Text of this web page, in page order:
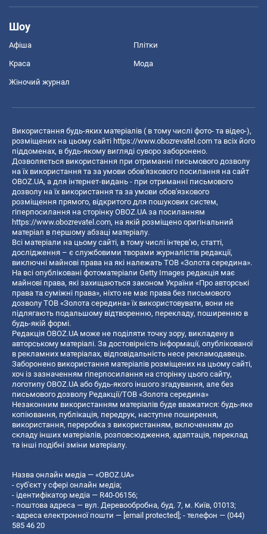
Шоу
Афіша Плітки
Краса Мода
Жіночий журнал
Використання будь-яких матеріалів ( в тому числі фото- та відео-),
розміщених на цьому сайті https://www.obozrevatel.com та всіх його
піддоменах, в будь-якому вигляді суворо заборонено.
Дозволяється використання при отриманні письмового дозволу
на їх використання та за умови обов'язкового посилання на сайт
OBOZ.UA, а для інтернет-видань - при отриманні письмового
дозволу на їх використання та за умови обов'язкового
розміщення прямого, відкритого для пошукових систем,
гіперпосилання на сторінку OBOZ.UA за посиланням
https://www.obozrevatel.com, на якій розміщено оригінальний
матеріал в першому абзаці матеріалу.
Всі матеріали на цьому сайті, в тому числі інтерв’ю, статті,
дослідження – є службовими творами журналістів редакції,
виключні майнові права на які належать ТОВ «Золота середина».
На всі опубліковані фотоматеріали Getty Images редакція має
майнові права, які захищаються законом України «Про авторські
права та суміжні права», ніхто не має права без письмового
дозволу ТОВ «Золота середина» їх використовувати, вони не
підлягають подальшому відтворенню, перекладу, поширенню в
будь-якій формі.
Редакція OBOZ.UA може не поділяти точку зору, викладену в
авторському матеріалі. За достовірність інформації, опублікованої
в рекламних матеріалах, відповідальність несе рекламодавець.
Заборонено використання матеріалів розміщених на цьому сайті,
хоч із зазначенням гіперпосилання на сторінку цього сайту,
логотипу OBOZ.UA або будь-якого іншого згадування, але без
письмового дозволу Редакції/ТОВ «Золота середина»
Незаконним використанням матеріалів буде вважатися: будь-яке
копiювання, публiкацiя, передрук, наступне поширення,
використання, переробка з використанням, включенням до
складу інших матеріалів, розповсюдження, адаптація, переклад
та інші подібні зміни матеріалу.
Назва онлайн медіа — «OBOZ.UA»
- суб'єкт у сфері онлайн медіа;
- ідентифікатор медіа — R40-06156;
- поштова адреса — вул. Деревообробна, буд. 7, м. Київ, 01013;
- адреса електронної пошти — [email protected] ; - телефон — (044)
585 46 20